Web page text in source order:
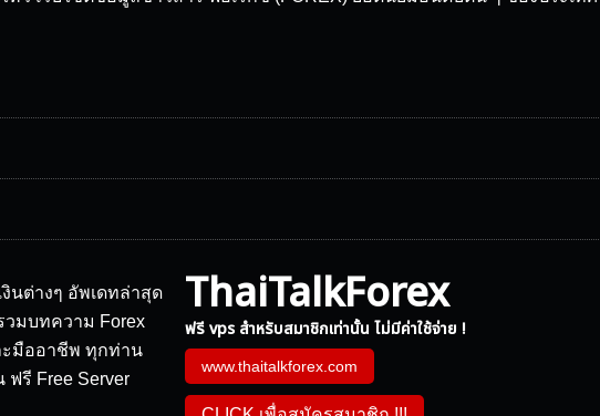
ThaiTalkForex
ฟรี vps สำหรับสมาชิกเท่านั้น ไม่มีค่าใช้จ่าย !
www.thaitalkforex.com